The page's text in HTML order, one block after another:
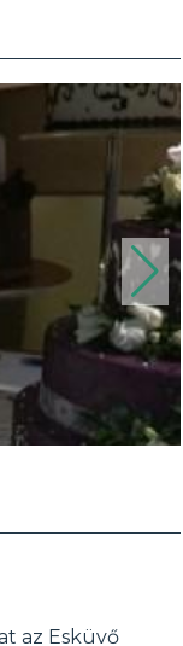
az Esküvő